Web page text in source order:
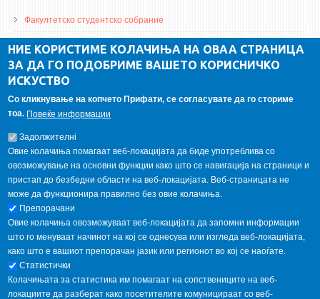
Факултетско студентско собрание
ДА Винчи магазин
Алумни асоцијација
ГАЛЕРИЈА
НИЕ КОРИСТИМЕ КОЛАЧИЊА НА ОВАА СТРАНИЦА
ЗА ДА ГО ПОДОБРИМЕ ВАШЕТО КОРИСНИЧКО
ИСКУСТВО
Со кликнување на копчето Прифати, се согласувате да го сториме
тоа. Повеќе информации
Задолжителнi
Овие колачиња помагаат веб-локацијата да биде употреблива со
овозможување на основни функции како што се навигација на страници и
пристап до безбедни области на веб-локацијата. Веб-страницата не
може да функционира правилно без овие колачиња.
Препорачани
Овие колачиња овозможуваат веб-локацијата да запомни информации
што го менуваат начинот на кој се однесува или изгледа веб-локацијата,
како што е вашиот препорачан јазик или регионот во кој се наоѓате.
Статистички
Колачињата за статистика им помагаат на сопствениците на веб-
локациите да разберат како посетителите комуницираат со веб-